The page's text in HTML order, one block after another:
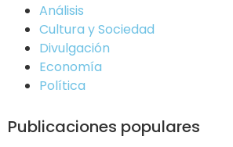
Análisis
Cultura y Sociedad
Divulgación
Economía
Política
Publicaciones populares